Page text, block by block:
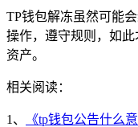
TP钱包解冻虽然可能
操作，遵守规则，如
资产。
相关阅读：
1、 《tp钱包公告什么